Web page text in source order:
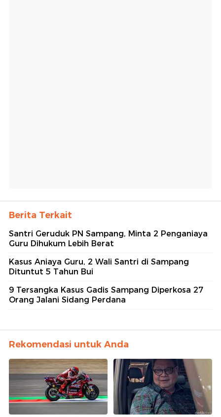
Berita Terkait
Santri Geruduk PN Sampang, Minta 2 Penganiaya
Guru Dihukum Lebih Berat
Kasus Aniaya Guru, 2 Wali Santri di Sampang
Dituntut 5 Tahun Bui
9 Tersangka Kasus Gadis Sampang Diperkosa 27
Orang Jalani Sidang Perdana
Rekomendasi untuk Anda